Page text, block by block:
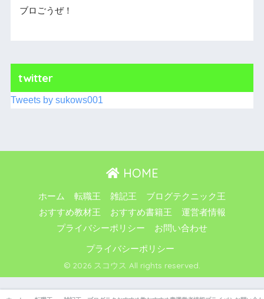
ブロごうぜ！
twitter
Tweets by sukows001
HOME
ホーム 転職王 雑記王
ブログテクニック王
おすすめ教材王
おすすめ書籍王
運営者情報
プライバシーポリシー
お問い合わせ
プライバシーポリシー
© 2026 スコウス All rights reserved.